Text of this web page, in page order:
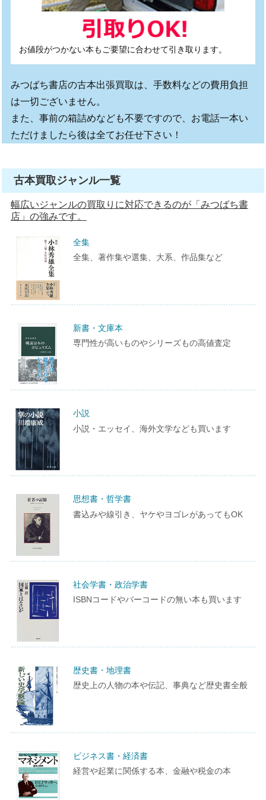
お値段がつかない本もご要望に合わせて引き取ります。
みつばち書店の古本出張買取は、手数料などの費用負担
は一切ございません。
また、事前の箱詰めなども不要ですので、お電話一本い
ただけましたら後は全てお任せ下さい！
古本買取ジャンル一覧
幅広いジャンルの買取りに対応できるのが「みつばち書
店」の強みです。
全集
全集、著作集や選集、大系、作品集など
新書・文庫本
専門性が高いものやシリーズもの高値査定
小説
小説・エッセイ、海外文学なども買います
思想書・哲学書
書込みや線引き、ヤケやヨゴレがあってもOK
社会学書・政治学書
ISBNコードやバーコードの無い本も買います
歴史書・地理書
歴史上の人物の本や伝記、事典など歴史書全般
ビジネス書・経済書
経営や起業に関係する本、金融や税金の本